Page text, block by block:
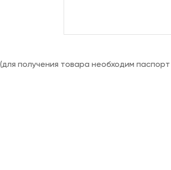
получения товара необходим